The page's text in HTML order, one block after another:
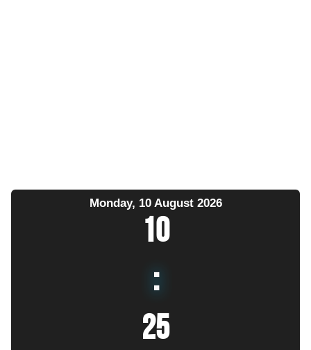
Monday, 10 August 2026
10
:
25